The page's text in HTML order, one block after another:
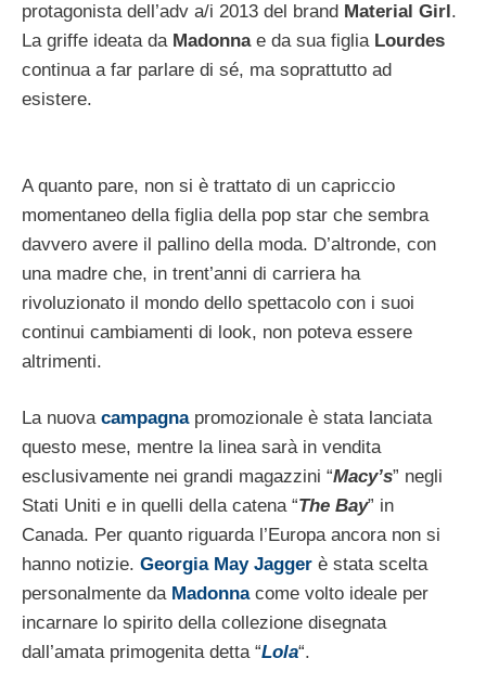
protagonista dell’adv a/i 2013 del brand Material Girl.
La griffe ideata da Madonnae da sua figlia Lourdes
continua a far parlare di sé, ma soprattutto ad
esistere.
A quanto pare, non si è trattato di un capriccio
momentaneo della figlia della pop star che sembra
davvero avere il pallino della moda. D’altronde, con
una madre che, in trent’anni di carriera ha
rivoluzionato il mondo dello spettacolo con i suoi
continui cambiamenti di look, non poteva essere
altrimenti.
La nuova campagnapromozionale è stata lanciata
questo mese, mentre la linea sarà in vendita
esclusivamente nei grandi magazzini “Macy’s” negli
Stati Uniti e in quelli della catena “The Bay” in
Canada. Per quanto riguarda l’Europa ancora non si
hanno notizie. Georgia May Jagger è stata scelta
personalmente da Madonnacome volto ideale per
incarnare lo spirito della collezione disegnata
dall’amata primogenita detta “Lola“.